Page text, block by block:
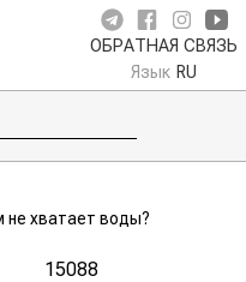
ОБРАТНАЯ СВЯЗЬ
Язык RU
хватает воды?
15088